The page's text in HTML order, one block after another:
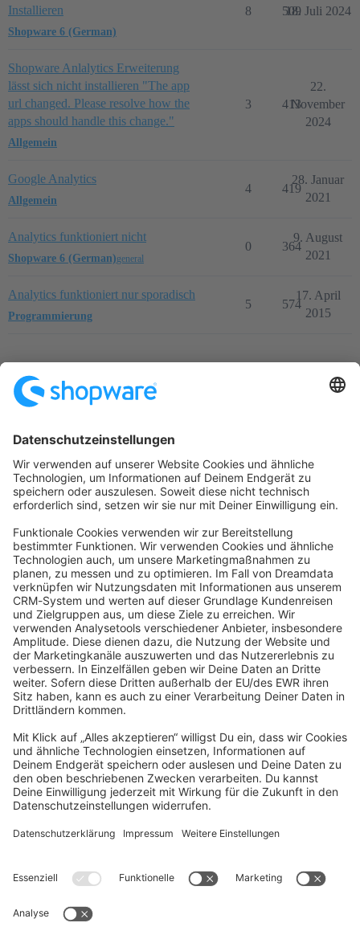
Installieren
Shopware 6 (German)
8 509
18. Juli 2024
Shopware Anlalytics Erweiterung
lässt sich nicht installieren "The app
url changed. Please resolve how the
apps should handle this change."
Allgemein
3 413
22.
November
2024
Google Analytics
Allgemein
4 419
28. Januar
2021
Analytics funktioniert nicht
Shopware 6 (German)general
0 364
9. August
2021
Analytics funktioniert nur sporadisch
Programmierung
5 574
17. April
2015
Angetrieben vonDiscourse, beste Erfahrung mit aktiviertem
community@shopware.com
Company
Press
Jobs
Newsletter
Store
Shopware 6 Handbook by
Splendid (German)
Shopware 6 - Product Feedback &